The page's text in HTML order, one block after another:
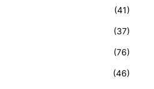
(41)
(37)
(76)
(46)